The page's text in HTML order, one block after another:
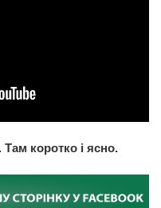
. Там коротко і ясно.